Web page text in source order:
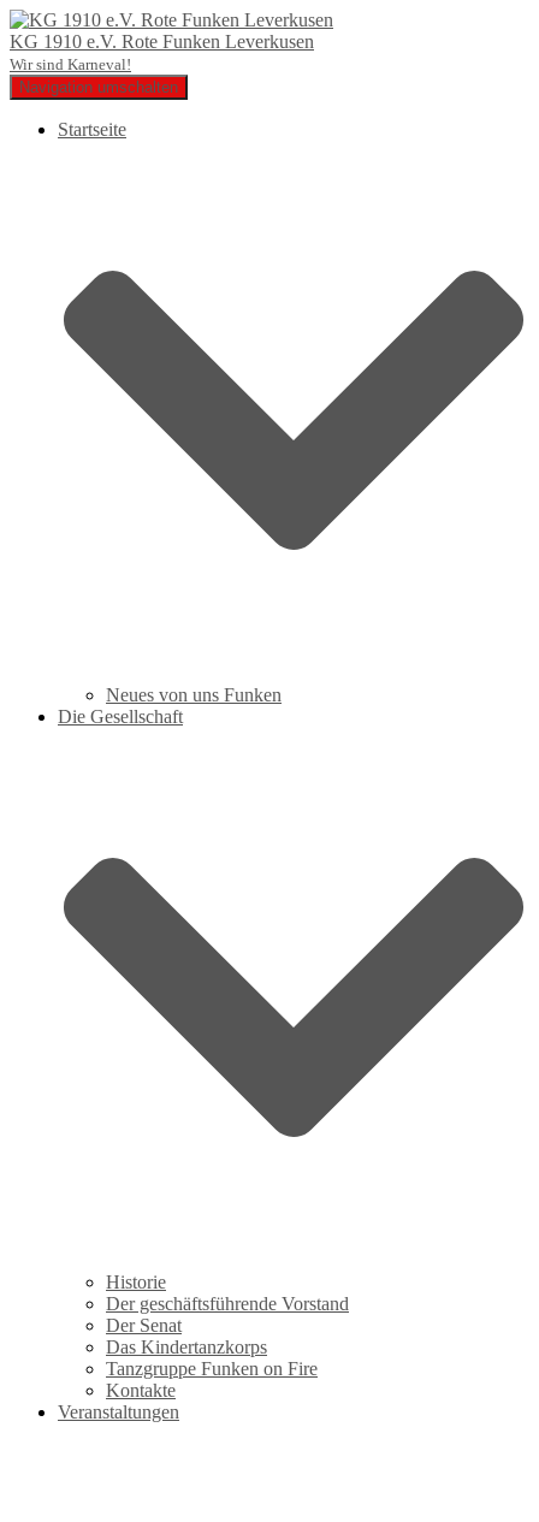
KG 1910 e.V. Rote Funken Leverkusen
Wir sind Karneval!
Navigation umschalten
Startseite
Neues von uns Funken
Die Gesellschaft
Historie
Der geschäftsführende Vorstand
Der Senat
Das Kindertanzkorps
Tanzgruppe Funken on Fire
Kontakte
Veranstaltungen